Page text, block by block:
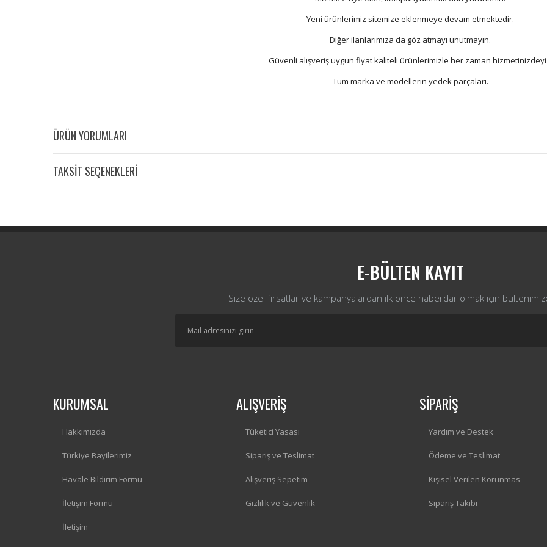
Yeni ürünlerimiz sitemize eklenmeye devam etmektedir.
Diğer ilanlarımıza da göz atmayı unutmayın.
Güvenli alışveriş uygun fiyat kaliteli ürünlerimizle her zaman
Tüm marka ve modellerin yedek parçaları.
ÜRÜN YORUMLARI
TAKSİT SEÇENEKLERİ
E-BÜLTEN KAYIT
Size özel fırsatlar ve kampanyalardan ilk önce haberdar olmak için
KURUMSAL
Hakkımızda
Türkiye Bayilerimiz
Havale Bildirim Formu
İletişim Formu
İletişim
ALIŞVERİŞ
Tüketici Yasası
Sipariş ve Teslimat
Alışveriş Sepetim
Gizlilik ve Güvenlik
SİPARİŞ
Yardım ve Destek
Ödeme ve Teslimat
Kişisel Verilen Korunmas
Sipariş Takibi